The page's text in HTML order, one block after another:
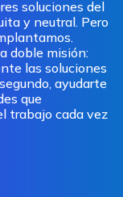
soluciones del
y neutral. Pero
doble misión:
las soluciones
ayudarte
que
trabajo cada vez